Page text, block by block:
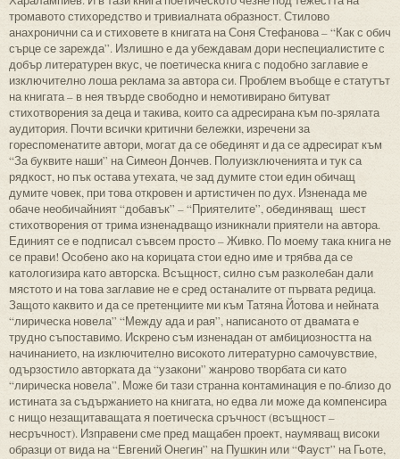
тромавото стихоредство и тривиалната образност. Стилово
анахронични са и стиховете в книгата на Соня Стефанова – “Как с обич
сърце се зарежда”. Излишно е да убеждавам дори неспециалистите с
добър литературен вкус, че поетическа книга с подобно заглавие е
изключително лоша реклама за автора си. Проблем въобще е статутът
на книгата – в нея твърде свободно и немотивирано битуват
стихотворения за деца и такива, които са адресирана към по-зрялата
аудитория. Почти всички критични бележки, изречени за
гореспоменатите автори, могат да се обединят и да се адресират към
“За буквите наши” на Симеон Дончев. Полуизключенията и тук са
рядкост, но пък остава утехата, че зад думите стои един обичащ
думите човек, при това откровен и артистичен по дух. Изненада ме
обаче необичайният “добавък” – “Приятелите”, обединяващ шест
стихотворения от трима изненадващо изникнали приятели на автора.
Единият се е подписал съвсем просто – Живко. По моему така книга не
се прави! Особено ако на корицата стои едно име и трябва да се
катологизира като авторска. Всъщност, силно съм разколебан дали
мястото и на това заглавие не е сред останалите от първата редица.
Защото каквито и да се претенциите ми към Татяна Йотова и нейната
“лирическа новела” “Между ада и рая”, написаното от двамата е
трудно съпоставимо. Искрено съм изненадан от амбициозността на
начинанието, на изключително високото литературно самочувствие,
одързостило авторката да “узакони” жанрово творбата си като
“лирическа новела”. Може би тази странна контаминация е по-близо до
истината за съдържанието на книгата, но едва ли може да компенсира
с нищо незащитаващата я поетическа сръчност (всъщност –
несръчност). Изправени сме пред мащабен проект, наумяващ високи
образци от вида на “Евгений Онегин” на Пушкин или “Фауст” на Гьоте,